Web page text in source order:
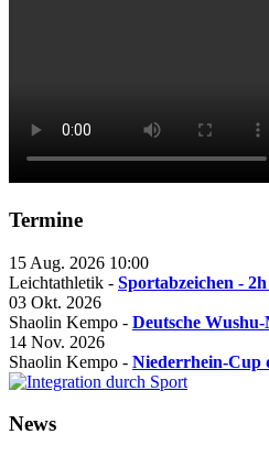
Termine
15 Aug. 2026 10:00
Leichtathletik - Sportabzeichen -
03 Okt. 2026
Shaolin Kempo - Deutsche
14 Nov. 2026
Shaolin Kempo - Niederrhein-Cup
News